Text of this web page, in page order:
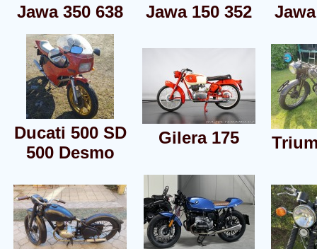
Jawa 350 638 Jawa 150 352
Ducati 500 SD
500 Desmo
Gilera 175